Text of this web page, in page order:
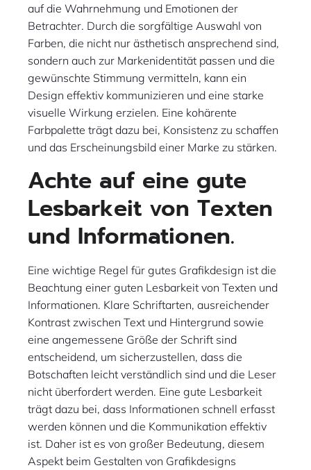
auf die Wahrnehmung und Emotionen der
Betrachter. Durch die sorgfältige Auswahl von
Farben, die nicht nur ästhetisch ansprechend sind,
sondern auch zur Markenidentität passen und die
gewünschte Stimmung vermitteln, kann ein
Design effektiv kommunizieren und eine starke
visuelle Wirkung erzielen. Eine kohärente
Farbpalette trägt dazu bei, Konsistenz zu schaffen
und das Erscheinungsbild einer Marke zu stärken.
Achte auf eine gute
Lesbarkeit von Texten
und Informationen.
Eine wichtige Regel für gutes Grafikdesign ist die
Beachtung einer guten Lesbarkeit von Texten und
Informationen. Klare Schriftarten, ausreichender
Kontrast zwischen Text und Hintergrund sowie
eine angemessene Größe der Schrift sind
entscheidend, um sicherzustellen, dass die
Botschaften leicht verständlich sind und die Leser
nicht überfordert werden. Eine gute Lesbarkeit
trägt dazu bei, dass Informationen schnell erfasst
werden können und die Kommunikation effektiv
ist. Daher ist es von großer Bedeutung, diesem
Aspekt beim Gestalten von Grafikdesigns